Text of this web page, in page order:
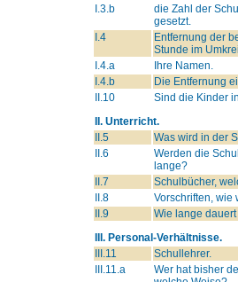
I.3.b
die Zahl der
gesetzt.
I.4
Entfernung der
Stunde im
I.4.a
Ihre Namen.
I.4.b
Die Entfernung
II.10
Sind die Kinder
II. Unterricht.
II.5
Was wird in der
II.6
Werden die
lange?
II.7
Schulbücher,
II.8
Vorschriften, wie
II.9
Wie lange
III. Personal-Verhältnisse.
III.11
Schullehrer.
III.11.a
Wer hat bisher